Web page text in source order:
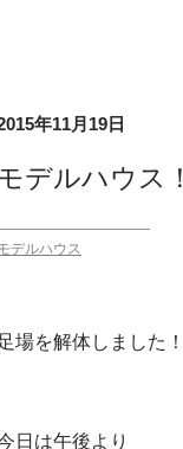
年11月19日
デルハウス！
デルハウス
足場を解体しました！
日は午後より